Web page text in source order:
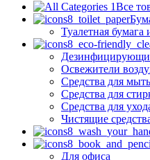
Все
Туалетная бумага
Освежители
Средства для
Средства для
Средства для
Чистящие
Для офиса